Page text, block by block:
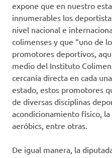
expone que en nuestro
innumerables los
nivel nacional e
colimenses y que “uno de
promotores deportivos,
medio del Instituto
cercanía directa en cada
estado, estos promotores
de diversas disciplinas
acondicionamiento físico,
aeróbics, entre otras.
De igual manera, la